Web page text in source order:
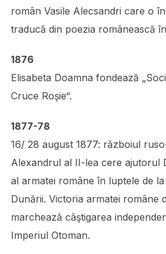
român Vasile Alecsandri care o
traducă din poezia românească
1876
Elisabeta Doamna fondează
Cruce Roșie“.
1877-78
16/ 28 august 1877: războiul
Alexandrul al II-lea cere ajutorul
al armatei române în luptele de
Dunării. Victoria armatei române
marchează câştigarea
Imperiul Otoman.